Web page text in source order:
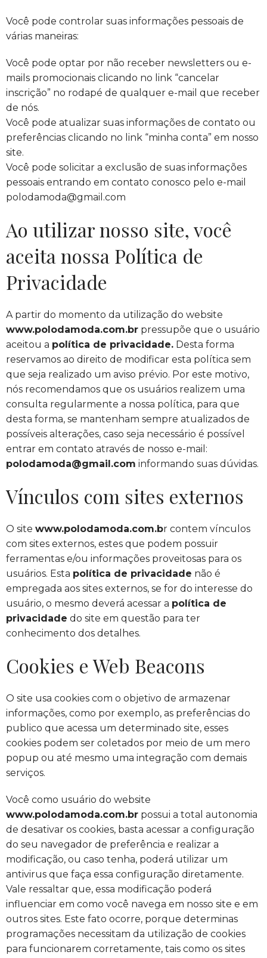
Você pode controlar suas informações pessoais de
várias maneiras:
Você pode optar por não receber newsletters ou e-
mails promocionais clicando no link “cancelar
inscrição” no rodapé de qualquer e-mail que receber
de nós.
Você pode atualizar suas informações de contato ou
preferências clicando no link “minha conta” em nosso
site.
Você pode solicitar a exclusão de suas informações
pessoais entrando em contato conosco pelo e-mail
polodamoda@gmail.com
Ao utilizar nosso site, você
aceita nossa Política de
Privacidade
A partir do momento da utilização do website
www.polodamoda.com.br pressupõe que o usuário
aceitou a política de privacidade. Desta forma
reservamos ao direito de modificar esta política sem
que seja realizado um aviso prévio. Por este motivo,
nós recomendamos que os usuários realizem uma
consulta regularmente a nossa política, para que
desta forma, se mantenham sempre atualizados de
possíveis alterações, caso seja necessário é possível
entrar em contato através de nosso e-mail:
polodamoda@gmail.com informando suas dúvidas.
Vínculos com sites externos
O site www.polodamoda.com.br contem vínculos
com sites externos, estes que podem possuir
ferramentas e/ou informações proveitosas para os
usuários. Esta política de privacidade não é
empregada aos sites externos, se for do interesse do
usuário, o mesmo deverá acessar a política de
privacidade do site em questão para ter
conhecimento dos detalhes.
Cookies e Web Beacons
O site usa cookies com o objetivo de armazenar
informações, como por exemplo, as preferências do
publico que acessa um determinado site, esses
cookies podem ser coletados por meio de um mero
popup ou até mesmo uma integração com demais
serviços.
Você como usuário do website
www.polodamoda.com.br possui a total autonomia
de desativar os cookies, basta acessar a configuração
do seu navegador de preferência e realizar a
modificação, ou caso tenha, poderá utilizar um
antivirus que faça essa configuração diretamente.
Vale ressaltar que, essa modificação poderá
influenciar em como você navega em nosso site e em
outros sites. Este fato ocorre, porque determinas
programações necessitam da utilização de cookies
para funcionarem corretamente, tais como os sites